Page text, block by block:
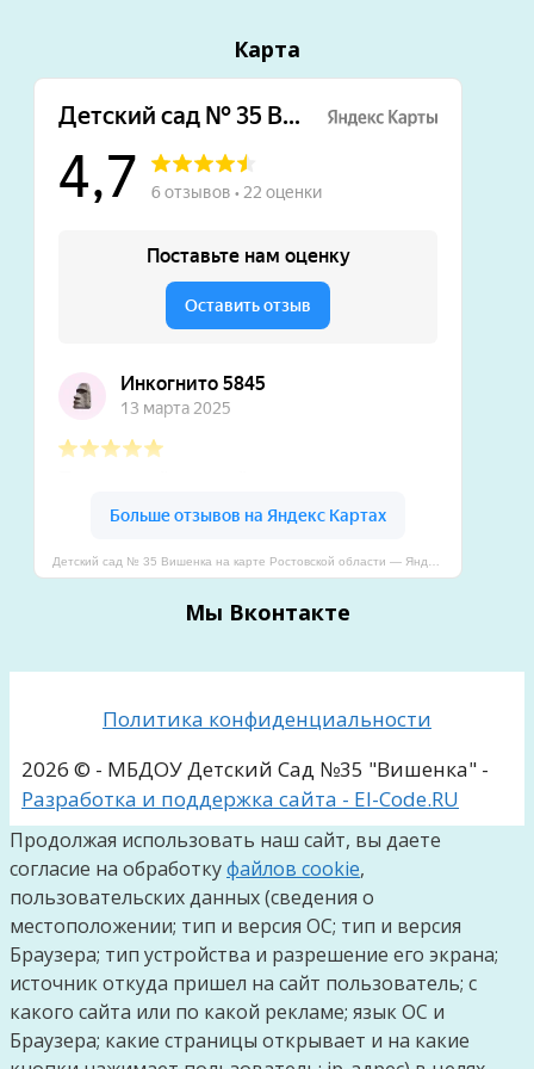
Карта
Мы Вконтакте
Политика конфиденциальности
2026 © - МБДОУ Детский Сад №35 "Вишенка" -
Разработка и поддержка сайта - El-Code.RU
Продолжая использовать наш сайт, вы даете
согласие на обработкуфайлов cookie,
пользовательских данных (сведения о
местоположении; тип и версия ОС; тип и версия
Браузера; тип устройства и разрешение его экрана;
источник откуда пришел на сайт пользователь; с
какого сайта или по какой рекламе; язык ОС и
Браузера; какие страницы открывает и на какие